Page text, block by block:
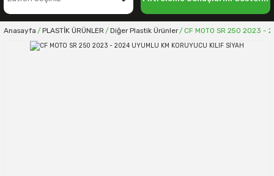
Anasayfa PLASTİK ÜRÜNLER Diğer Plastik Ürünler CF MOTO SR 250 2023 -